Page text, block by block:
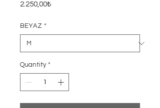
2.250,00₺
BEYAZ *
Quantity *